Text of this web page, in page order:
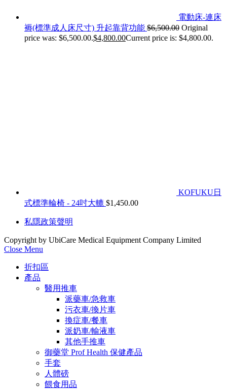
電動床-連床
褥(標準成人床尺寸) 升起靠背功能 $6,500.00 Original
price was: $6,500.00.$4,800.00Current price is: $4,800.00.
KOFUKU日
式標準輪椅 - 24吋大轆 $1,450.00
私隱政策聲明
Copyright by UbiCare Medical Equipment Company Limited
Close Menu
折扣區
產品
醫用推車
派藥車/急救車
污衣車/換片車
換症車/餐車
派奶車/輸液車
其他手推車
御藥堂 Prof Health 保健產品
手套
人體磅
餵食用品